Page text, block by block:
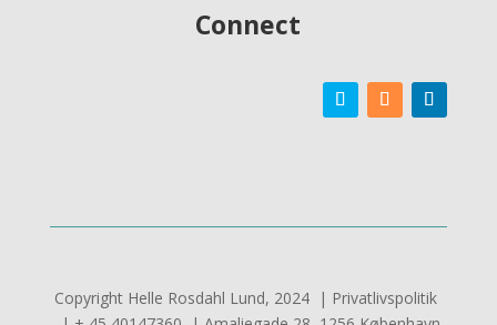
Connect
Copyright Helle Rosdahl Lund, 2024 | Privatlivspolitik